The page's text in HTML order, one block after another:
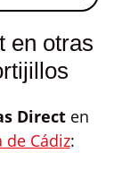
en otras
Direct en
Cádiz: